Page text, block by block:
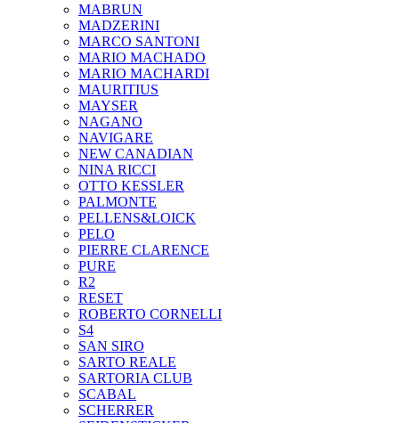
MABRUN
MADZERINI
MARCO SANTONI
MARIO MACHADO
MARIO MACHARDI
MAURITIUS
MAYSER
NAGANO
NAVIGARE
NEW CANADIAN
NINA RICCI
OTTO KESSLER
PALMONTE
PELLENS&LOICK
PELO
PIERRE CLARENCE
PURE
R2
RESET
ROBERTO CORNELLI
S4
SAN SIRO
SARTO REALE
SARTORIA CLUB
SCABAL
SCHERRER